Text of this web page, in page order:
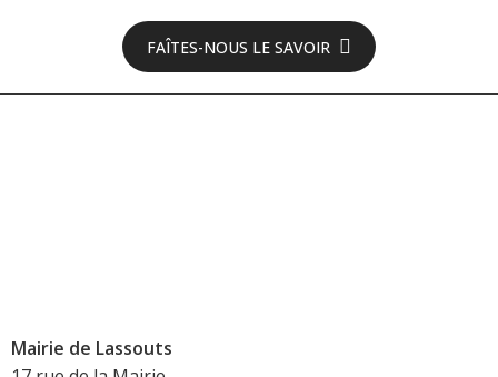
FAÎTES-NOUS LE SAVOIR
Mairie de Lassouts